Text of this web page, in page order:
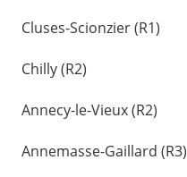
Cluses-Scionzier (R1)
Chilly (R2)
Annecy-le-Vieux (R2)
Annemasse-Gaillard (R3)